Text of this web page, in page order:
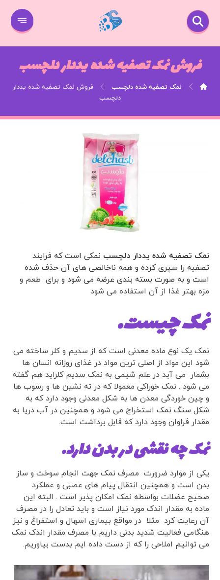
فروش نمک تصفیه شده یددار دلچسب
نمک تصفیه شده دلچسب
فروش نمک تصفیه شده یددار
دلچسب
نمک تصفیه شده یددار دلچسب نمکی است که فرایند
تصفیه را سپری کرده و همه ناخالصی های آن حذف شده
است و به صورت بسته بندی عرضه می شود و برای طعم و
مزه بهتر غذا از آن استفاده می شود
نمک چیست.
نمک یک نوع ماده معدنی است که از سدیم و کلر ساخته می
شود این مواد از اصلی ترین مواد در غذای روزانه انسان ها
بشمار می آید در علم شیمی به نمک سدیم کلراید هم گفته
می شود . نمک خوراکی معمولا که در ته نشین ها و رسوب ها
و چین خوردگی معدن ها به شکل معدنی وجود دارد که به
شکل سنگ نمک استخراج می شود و همچنین در آب دریا به
مقدار فراوان وجود دارد که قابل برداشت است.
نمک چه نقشی در بدن دارد.
یکی از موارد ضرورت مصرف نمک جهت انجام سوخت و ساز
بدن است و همچنین انتقال پیام های عصبی و عملکرد
صحیح عضلات بواسطه نمک امکان پذیر است . البته این
ماده به مقدار اندک مورد نیاز است و باید تعادل را در مصرف
آن رعایت کرد مثلا در مواقع بیماری اسهال و استفراغ و نیز
هنگامی فعالیت شدید بدنی داریم با مصرف مقدار اندک نمک
می توانیم املاحی را که از دست داده ایم بدست بیاوریم.